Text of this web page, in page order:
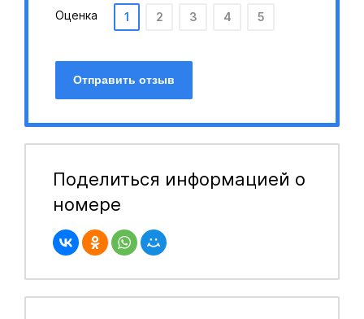
Оценка 1 2 3 4 5
Отправить отзыв
Поделиться информацией о
номере